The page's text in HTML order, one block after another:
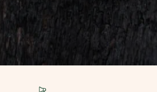
Crea la tua foresta
Servizio di interesse